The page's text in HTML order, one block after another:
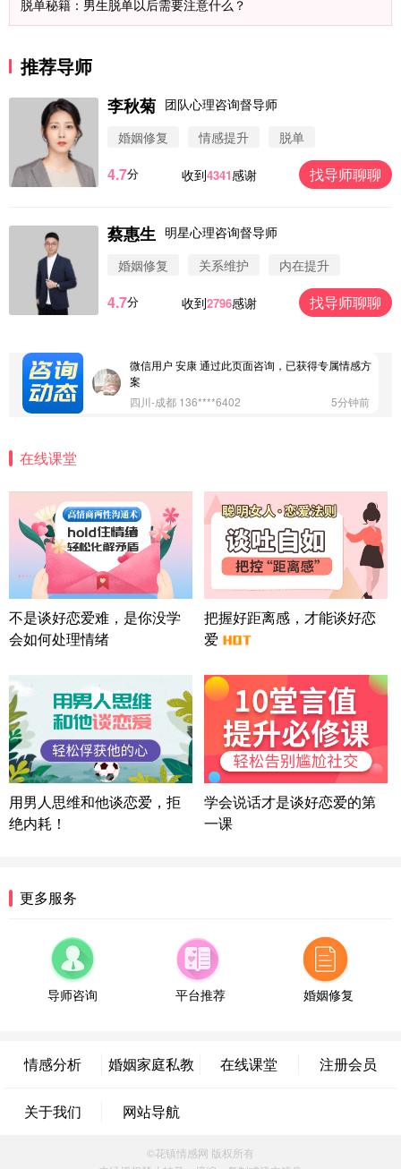
脱单秘籍：男生脱单以后需要注意什么？
推荐导师
李秋菊 团队心理咨询督导师
婚姻修复
情感提升 脱单
4.7分 收到4341感谢 找导师聊聊
蔡惠生 明星心理咨询督导师
婚姻修复
关系维护 内在提升
4.7分 收到2796感谢 找导师聊聊
微信用户 圆圈 通过此页面咨询，已获得专属情感方
微信用户 Vnno 通过此页面咨询，已获得专属情感方
案
微信用户 大太阳 通过此页面咨询，已获得专属情感
微信用户 安康 通过此页面咨询，已获得专属情感方
案
四川-成都 136****6402
5分钟前
方案
上海-浦东 177****9074
56分钟前
微信用户 Liberty 通过此页面咨询，已获得专属情感
方案
广东-广州 188****5632
12分钟前
微信用户 司马锘 通过此页面咨询，已获得专属情感
方案
湖北-武汉 135****7410
陕西-西安 139****6283
3分钟前
微信用户 喜欢下雨天^ 通过此页面咨询，已获得专属
情感方案
浙江-宁波 150****8921
28分钟前
属情感方案
湖南-长沙 187****3359
山东-青岛 138****9975
7分钟前
微信用户 小任性 通过此页面咨询，已获得专属情感
上海-黄浦 135****7601
24分钟前
案
微信用户 谢思明 通过此页面咨询，已获得专属情感
在线课堂
不是谈好恋爱难，是你没学
会如何处理情绪
把握好距离感，才能谈好恋
爱
用男人思维和他谈恋爱，拒
绝内耗！
学会说话才是谈好恋爱的第
一课
更多服务
导师咨询 平台推荐 婚姻修复
情感分析 婚姻家庭私教 在线课堂 注册会员
关于我们 网站导航
©花镇情感网 版权所有